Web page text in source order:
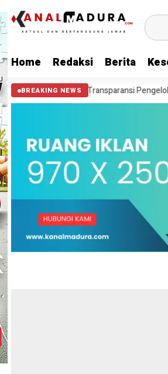
Home Redaksi Berita
BREAKING NEWS
“Transparansi Pengelolaan Dana Haji,